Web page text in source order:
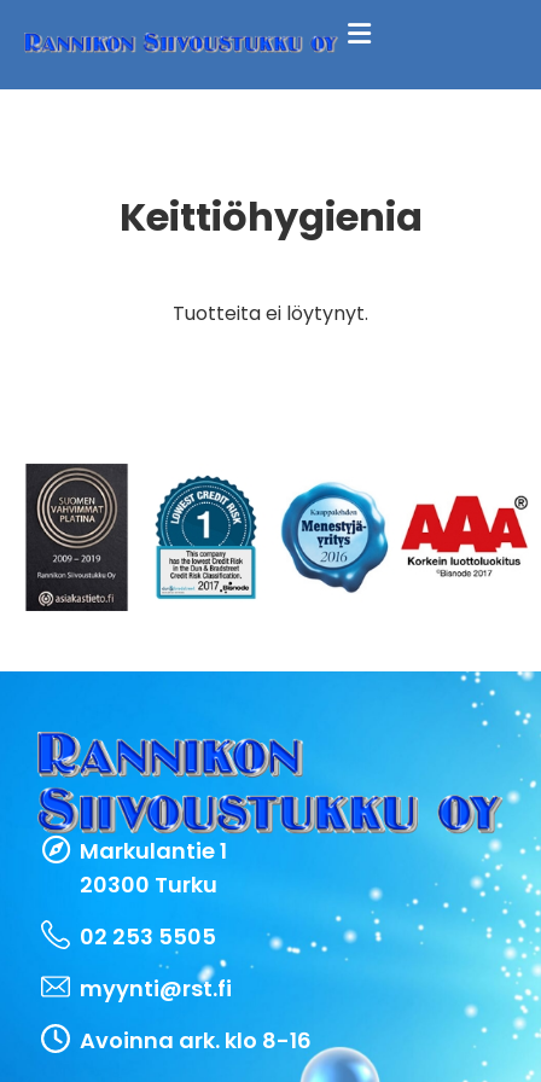
Keittiöhygienia
Tuotteita ei löytynyt.
Markulantie 1
20300 Turku
02 253 5505
myynti@rst.fi
Avoinna ark. klo 8-16